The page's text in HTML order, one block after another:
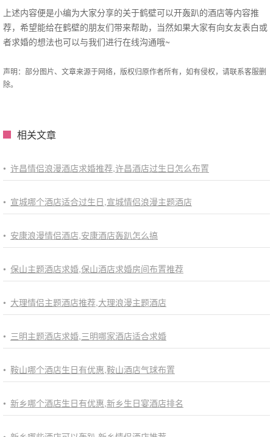
上述内容便是小编为大家分享的关于鹤壁可以开轰趴的酒店等内容推
荐，希望能给在鹤壁的朋友们带来帮助，当然如果大家有向女友表白或
者求婚的想法也可以与我们进行在线沟通哦~
声明：部分图片、文章来源于网络，版权归原作者所有，如有侵权，请联系客服删
除。
相关文章
• 许昌情侣浪漫酒店求婚推荐,许昌酒店过生日怎么布置
• 宣城哪个酒店适合过生日,宣城情侣浪漫主题酒店
• 安康浪漫情侣酒店,安康酒店轰趴怎么搞
• 保山主题酒店求婚,保山酒店求婚房间布置推荐
• 大理情侣主题酒店推荐,大理浪漫主题酒店
• 三明主题酒店求婚,三明哪家酒店适合求婚
• 鞍山哪个酒店生日有优惠,鞍山酒店气球布置
• 新乡哪个酒店生日有优惠,新乡生日宴酒店排名